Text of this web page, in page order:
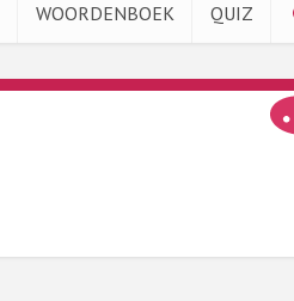
WOORDENBOEK QUIZ